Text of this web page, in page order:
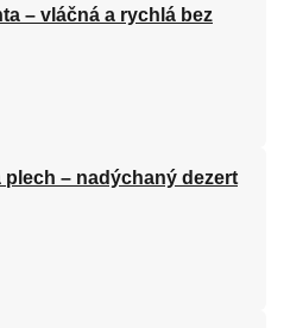
– vláčná a rychlá bez
– nadýchaný dezert